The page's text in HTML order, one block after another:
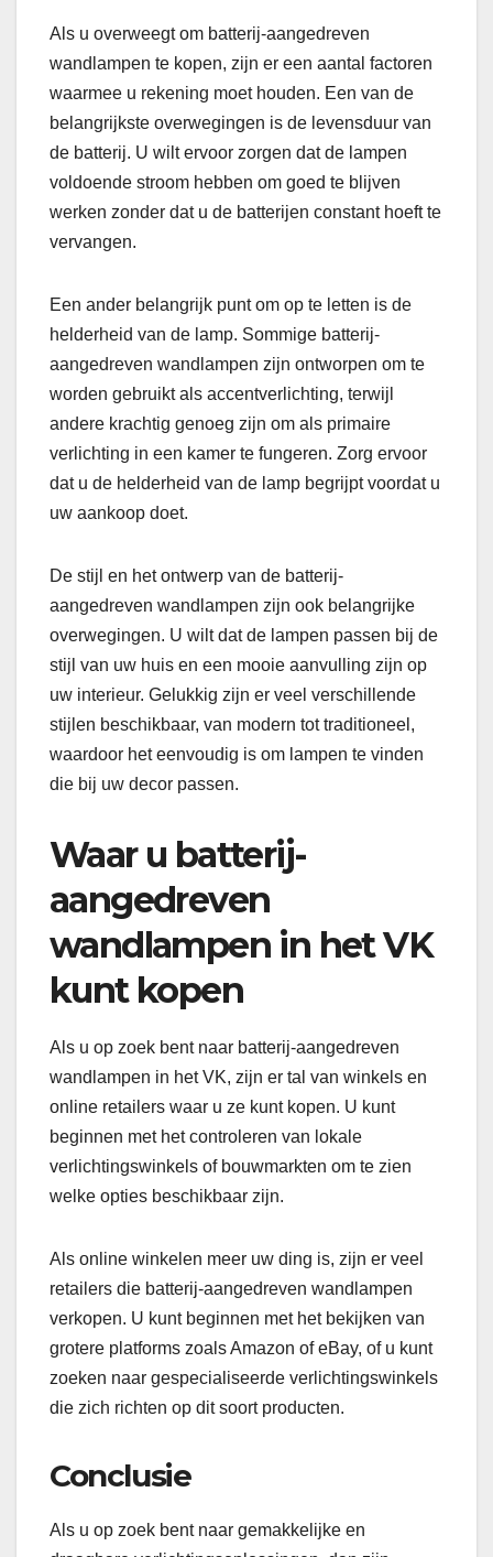
Als u overweegt om batterij-aangedreven
wandlampen te kopen, zijn er een aantal factoren
waarmee u rekening moet houden. Een van de
belangrijkste overwegingen is de levensduur van
de batterij. U wilt ervoor zorgen dat de lampen
voldoende stroom hebben om goed te blijven
werken zonder dat u de batterijen constant hoeft te
vervangen.
Een ander belangrijk punt om op te letten is de
helderheid van de lamp. Sommige batterij-
aangedreven wandlampen zijn ontworpen om te
worden gebruikt als accentverlichting, terwijl
andere krachtig genoeg zijn om als primaire
verlichting in een kamer te fungeren. Zorg ervoor
dat u de helderheid van de lamp begrijpt voordat u
uw aankoop doet.
De stijl en het ontwerp van de batterij-
aangedreven wandlampen zijn ook belangrijke
overwegingen. U wilt dat de lampen passen bij de
stijl van uw huis en een mooie aanvulling zijn op
uw interieur. Gelukkig zijn er veel verschillende
stijlen beschikbaar, van modern tot traditioneel,
waardoor het eenvoudig is om lampen te vinden
die bij uw decor passen.
Waar u batterij-
aangedreven
wandlampen in het VK
kunt kopen
Als u op zoek bent naar batterij-aangedreven
wandlampen in het VK, zijn er tal van winkels en
online retailers waar u ze kunt kopen. U kunt
beginnen met het controleren van lokale
verlichtingswinkels of bouwmarkten om te zien
welke opties beschikbaar zijn.
Als online winkelen meer uw ding is, zijn er veel
retailers die batterij-aangedreven wandlampen
verkopen. U kunt beginnen met het bekijken van
grotere platforms zoals Amazon of eBay, of u kunt
zoeken naar gespecialiseerde verlichtingswinkels
die zich richten op dit soort producten.
Conclusie
Als u op zoek bent naar gemakkelijke en